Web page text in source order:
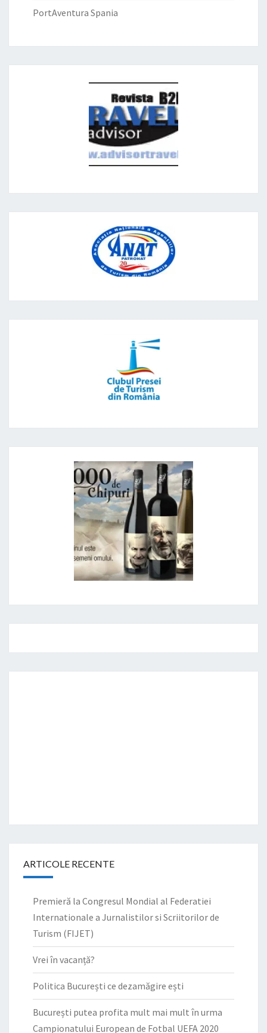
PortAventura Spania
ARTICOLE RECENTE
Premieră la Congresul Mondial al Federatiei
Internationale a Jurnalistilor si Scriitorilor de
Turism (FIJET)
Vrei în vacanță?
Politica București ce dezamăgire ești
București putea profita mult mai mult în urma
Campionatului European de Fotbal UEFA 2020